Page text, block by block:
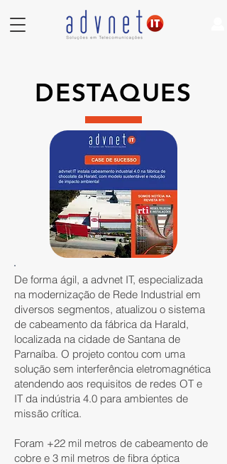
DESTAQUES
De forma ágil, a advnet IT, especializada
na modernização de Rede Industrial em
diversos segmentos, atualizou o sistema
de cabeamento da fábrica da Harald,
localizada na cidade de Santana de
Parnaíba. O projeto contou com uma
solução sem interferência eletromagnética
atendendo aos requisitos de redes OT e
IT da indústria 4.0 para ambientes de
missão crítica.
Foram +22 mil metros de cabeamento de
cobre e 3 mil metros de fibra óptica